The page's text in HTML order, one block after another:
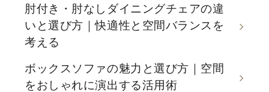
肘付き・肘なしダイニングチェアの違
いと選び方｜快適性と空間バランスを
考える
ボックスソファの魅力と選び方｜空間
をおしゃれに演出する活用術